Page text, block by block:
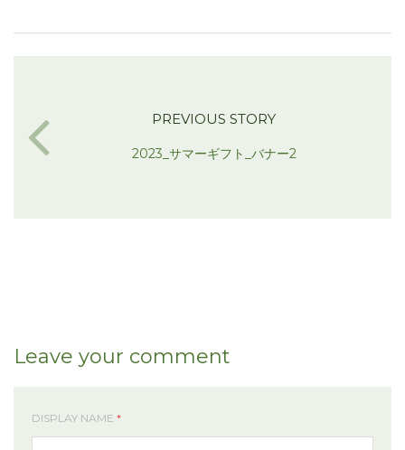
PREVIOUS STORY
2023_サマーギフト_バナー2
Leave your comment
DISPLAY NAME *